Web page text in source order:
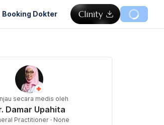
Booking Dokter
secara medis oleh
Damar Upahita
Practitioner · None